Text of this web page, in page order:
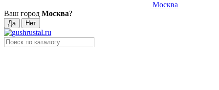
Москва
Ваш город Москва?